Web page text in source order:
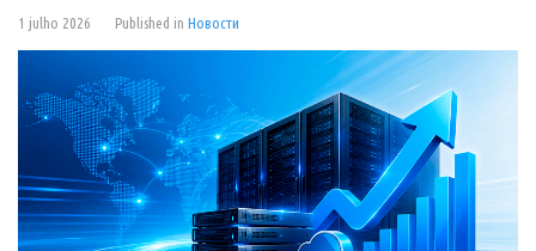
1 julho 2026 Published in Новости